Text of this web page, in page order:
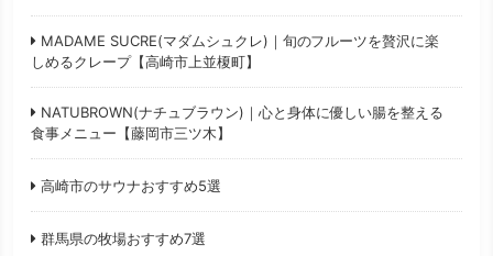
MADAME SUCRE(マダムシュクレ)｜旬のフルーツを贅沢に楽
しめるクレープ【高崎市上並榎町】
NATUBROWN(ナチュブラウン)｜心と身体に優しい腸を整える
食事メニュー【藤岡市三ツ木】
高崎市のサウナおすすめ5選
群馬県の牧場おすすめ7選